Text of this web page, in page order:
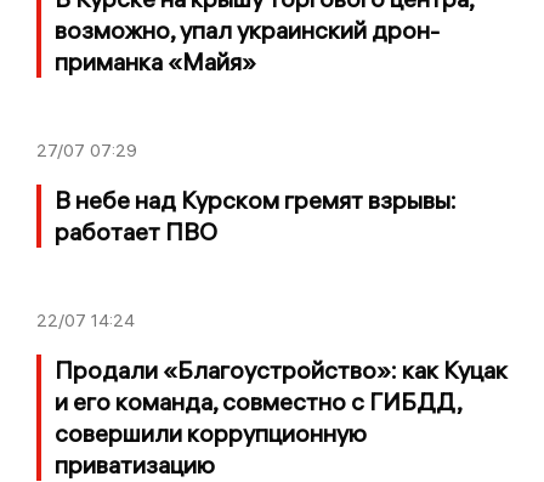
возможно, упал украинский дрон-
приманка «Майя»
27/07 07:29
В небе над Курском гремят взрывы:
работает ПВО
22/07 14:24
Продали «Благоустройство»: как Куцак
и его команда, совместно с ГИБДД,
совершили коррупционную
приватизацию